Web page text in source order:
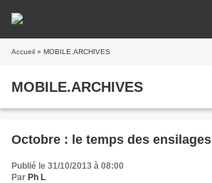
Accueil » MOBILE.ARCHIVES
MOBILE.ARCHIVES
Octobre : le temps des ensilages
Publié le 31/10/2013 à 08:00
Par Ph L